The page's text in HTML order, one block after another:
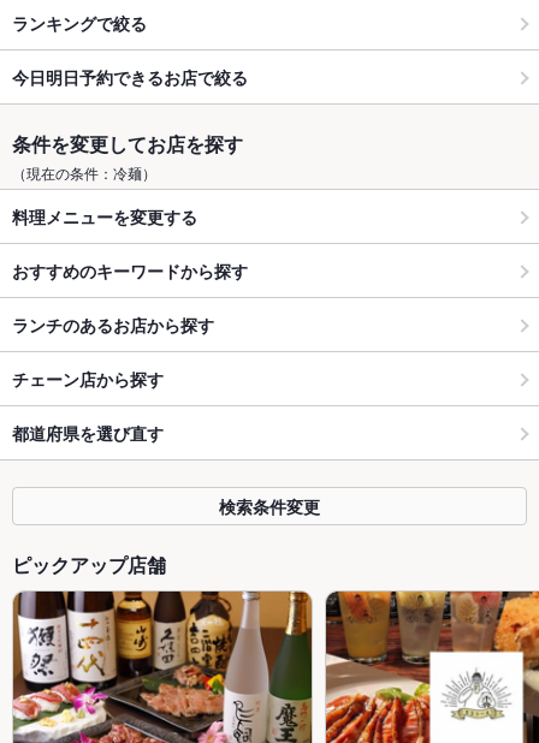
ランキングで絞る
今日明日予約できるお店で絞る
条件を変更してお店を探す
（現在の条件：冷麺）
料理メニューを変更する
おすすめのキーワードから探す
ランチのあるお店から探す
チェーン店から探す
都道府県を選び直す
検索条件変更
ピックアップ店舗